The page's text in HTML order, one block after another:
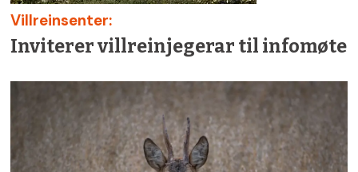
Villreinsenter:
Inviterer villreinjegerar til infomøte